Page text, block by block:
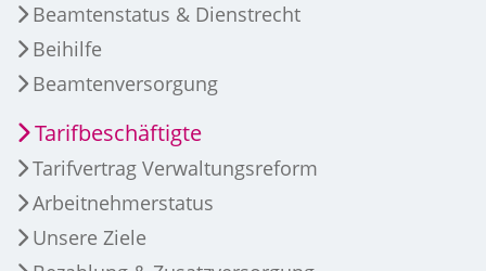
Beamtenstatus & Dienstrecht
Beihilfe
Beamtenversorgung
Tarifbeschäftigte
Tarifvertrag Verwaltungsreform
Arbeitnehmerstatus
Unsere Ziele